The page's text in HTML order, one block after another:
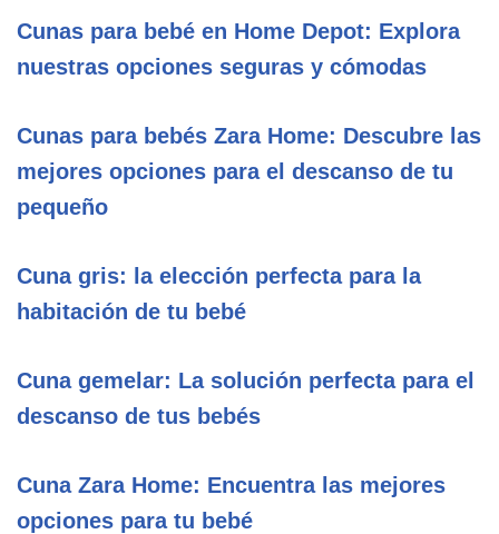
Cunas para bebé en Home Depot: Explora
nuestras opciones seguras y cómodas
Cunas para bebés Zara Home: Descubre las
mejores opciones para el descanso de tu
pequeño
Cuna gris: la elección perfecta para la
habitación de tu bebé
Cuna gemelar: La solución perfecta para el
descanso de tus bebés
Cuna Zara Home: Encuentra las mejores
opciones para tu bebé